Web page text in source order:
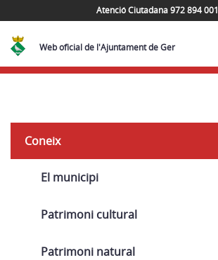
Atenció Ciutadana 972 894 001
Web oficial de l'Ajuntament de Ger
Navega
Coneix
El municipi
Patrimoni cultural
Patrimoni natural